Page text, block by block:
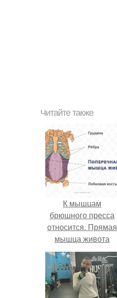
Читайте также
К мышцам
брюшного пресса
относится. Прямая
мышца живота